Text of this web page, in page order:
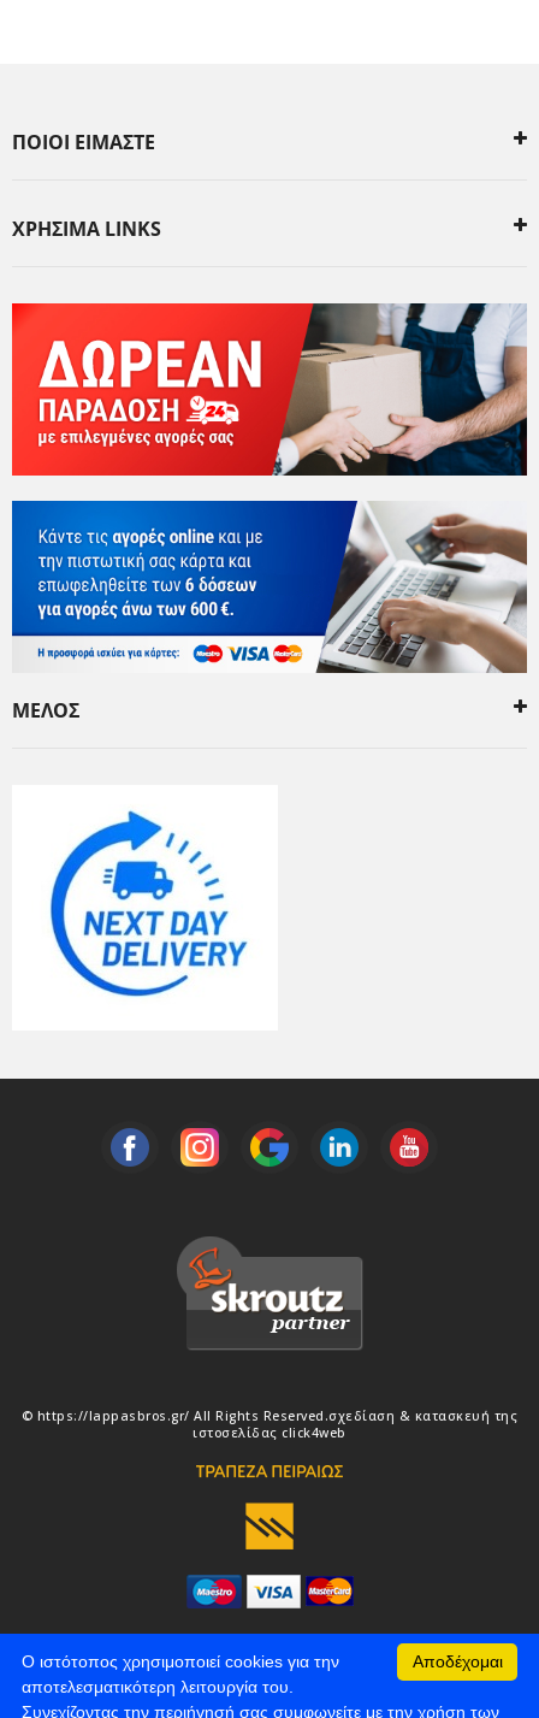
ΠΟΙΟΙ ΕΙΜΑΣΤΕ
ΧΡΗΣΙΜΑ LINKS
ΜΕΛΟΣ
© https://lappasbros.gr/ All Rights Reserved.σχεδίαση & κατασκευή της
ιστοσελίδας click4web
Αποδέχομαι
Ο ιστότοπος χρησιμοποιεί cookies για την
αποτελεσματικότερη λειτουργία του.
Συνεχίζοντας την περιήγησή σας συμφωνείτε με την χρήση των